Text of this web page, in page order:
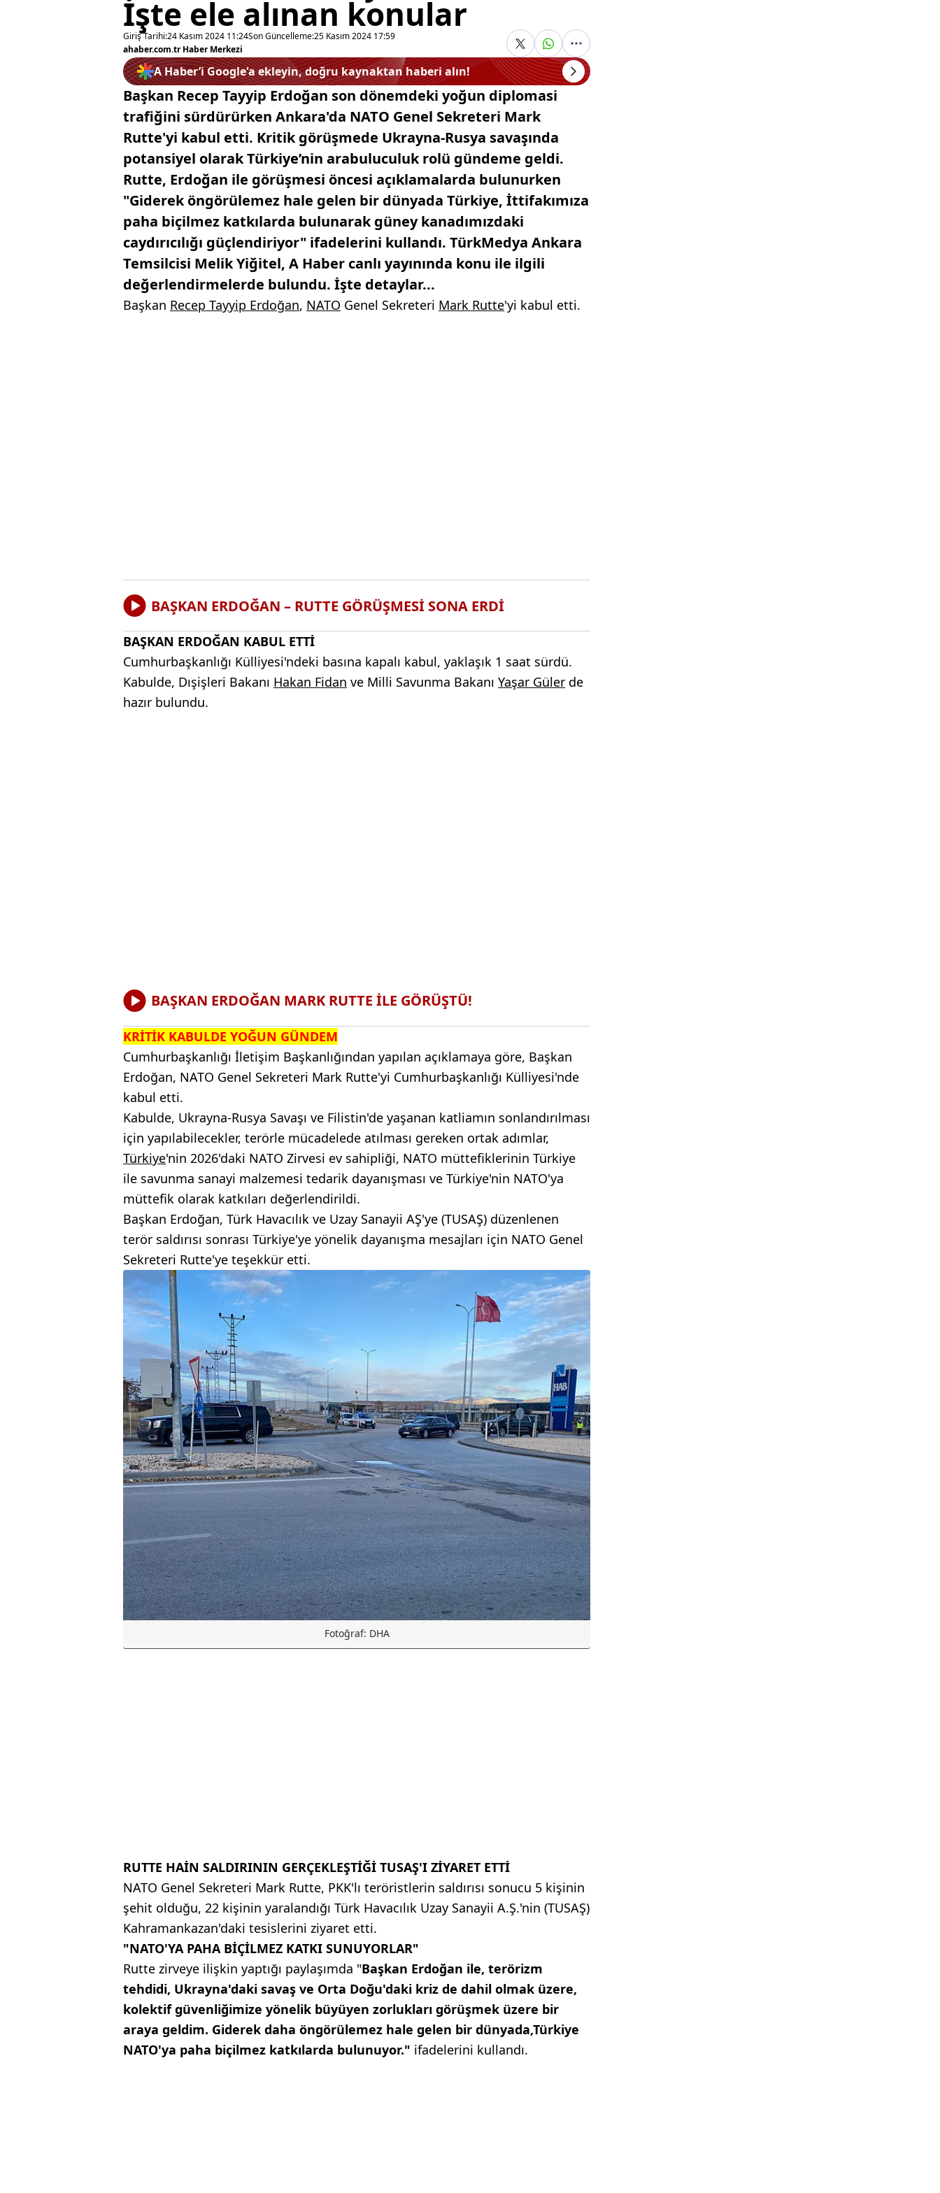
İşte ele alınan konular
Giriş Tarihi:24 Kasım 2024 11:24Son Güncelleme:25 Kasım 2024 17:59
ahaber.com.tr Haber Merkezi
A Haber’i Google'a ekleyin, doğru kaynaktan haberi alın!
Başkan Recep Tayyip Erdoğan son dönemdeki yoğun diplomasi
trafiğini sürdürürken Ankara'da NATO Genel Sekreteri Mark
Rutte'yi kabul etti. Kritik görüşmede Ukrayna-Rusya savaşında
potansiyel olarak Türkiye’nin arabuluculuk rolü gündeme geldi.
Rutte, Erdoğan ile görüşmesi öncesi açıklamalarda bulunurken
"Giderek öngörülemez hale gelen bir dünyada Türkiye, İttifakımıza
paha biçilmez katkılarda bulunarak güney kanadımızdaki
caydırıcılığı güçlendiriyor" ifadelerini kullandı. TürkMedya Ankara
Temsilcisi Melik Yiğitel, A Haber canlı yayınında konu ile ilgili
değerlendirmelerde bulundu. İşte detaylar...
Başkan Recep Tayyip Erdoğan, NATO Genel Sekreteri Mark Rutte'yi kabul etti.
BAŞKAN ERDOĞAN – RUTTE GÖRÜŞMESİ SONA ERDİ
BAŞKAN ERDOĞAN KABUL ETTİ
Cumhurbaşkanlığı Külliyesi'ndeki basına kapalı kabul, yaklaşık 1 saat sürdü.
Kabulde, Dışişleri Bakanı Hakan Fidan ve Milli Savunma Bakanı Yaşar Güler de
hazır bulundu.
BAŞKAN ERDOĞAN MARK RUTTE İLE GÖRÜŞTÜ!
KRİTİK KABULDE YOĞUN GÜNDEM
Cumhurbaşkanlığı İletişim Başkanlığından yapılan açıklamaya göre, Başkan
Erdoğan, NATO Genel Sekreteri Mark Rutte'yi Cumhurbaşkanlığı Külliyesi'nde
kabul etti.
Kabulde, Ukrayna-Rusya Savaşı ve Filistin'de yaşanan katliamın sonlandırılması
için yapılabilecekler, terörle mücadelede atılması gereken ortak adımlar,
Türkiye'nin 2026'daki NATO Zirvesi ev sahipliği, NATO müttefiklerinin Türkiye
ile savunma sanayi malzemesi tedarik dayanışması ve Türkiye'nin NATO'ya
müttefik olarak katkıları değerlendirildi.
Başkan Erdoğan, Türk Havacılık ve Uzay Sanayii AŞ'ye (TUSAŞ) düzenlenen
terör saldırısı sonrası Türkiye'ye yönelik dayanışma mesajları için NATO Genel
Sekreteri Rutte'ye teşekkür etti.
Fotoğraf: DHA
RUTTE HAİN SALDIRININ GERÇEKLEŞTİĞİ TUSAŞ'I ZİYARET ETTİ
NATO Genel Sekreteri Mark Rutte, PKK'lı teröristlerin saldırısı sonucu 5 kişinin
şehit olduğu, 22 kişinin yaralandığı Türk Havacılık Uzay Sanayii A.Ş.'nin (TUSAŞ)
Kahramankazan'daki tesislerini ziyaret etti.
"NATO'YA PAHA BİÇİLMEZ KATKI SUNUYORLAR"
Rutte zirveye ilişkin yaptığı paylaşımda "Başkan Erdoğan ile, terörizm
tehdidi, Ukrayna'daki savaş ve Orta Doğu'daki kriz de dahil olmak üzere,
kolektif güvenliğimize yönelik büyüyen zorlukları görüşmek üzere bir
araya geldim. Giderek daha öngörülemez hale gelen bir dünyada,Türkiye
NATO'ya paha biçilmez katkılarda bulunuyor." ifadelerini kullandı.